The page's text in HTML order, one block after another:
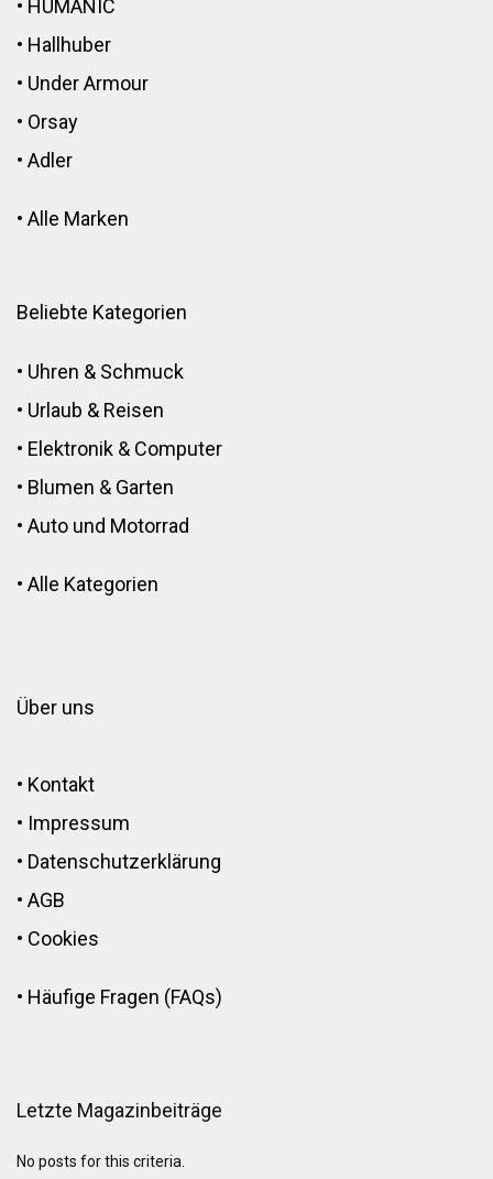
• HUMANIC
• Hallhuber
• Under Armour
• Orsay
• Adler
• Alle Marken
Beliebte Kategorien
• Uhren & Schmuck
• Urlaub & Reisen
• Elektronik & Computer
• Blumen & Garten
• Auto und Motorrad
• Alle Kategorien
Über uns
• Kontakt
• Impressum
• Datenschutzerklärung
• AGB
• Cookies
• Häufige Fragen (FAQs)
Letzte Magazinbeiträge
No posts for this criteria.